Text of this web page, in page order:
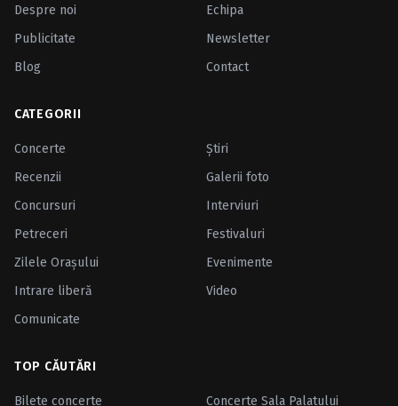
Despre noi
Echipa
Publicitate
Newsletter
Blog
Contact
CATEGORII
Concerte
Ştiri
Recenzii
Galerii foto
Concursuri
Interviuri
Petreceri
Festivaluri
Zilele Oraşului
Evenimente
Intrare liberă
Video
Comunicate
TOP CĂUTĂRI
Bilete concerte Concerte Sala Palatului